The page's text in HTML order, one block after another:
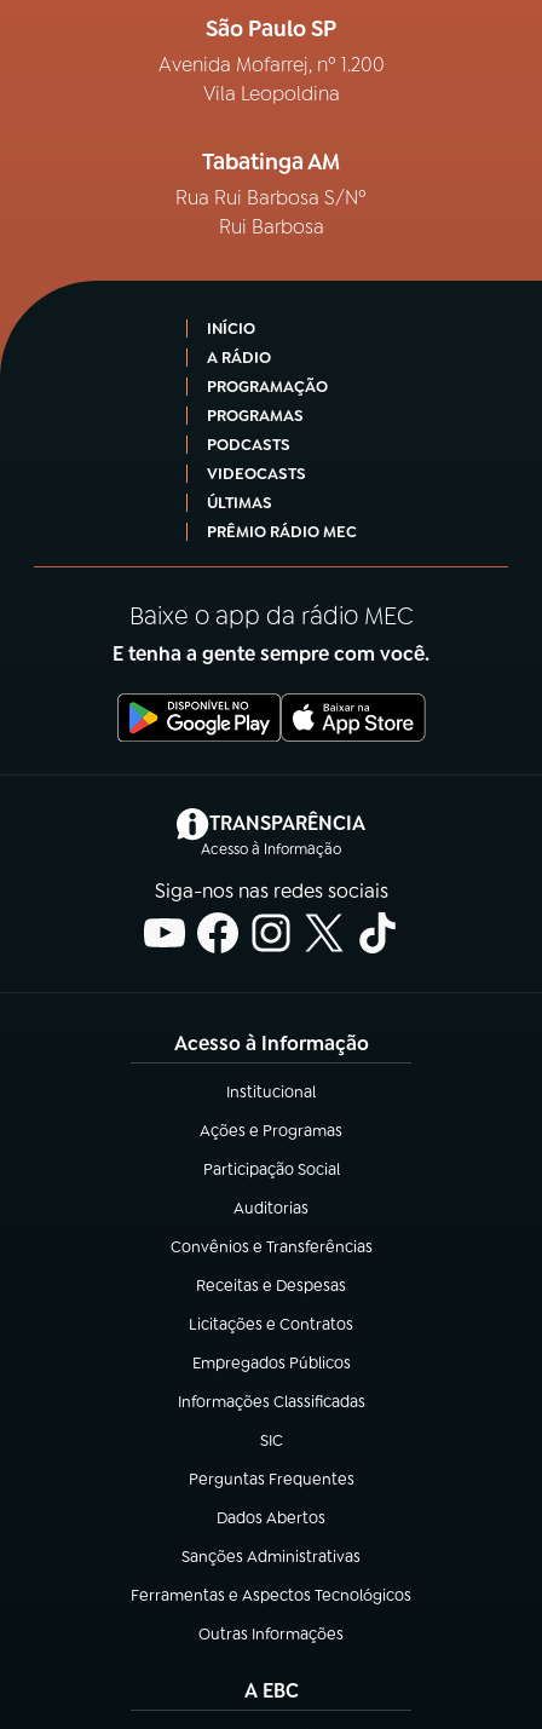
São Paulo SP
Avenida Mofarrej, nº 1.200
Vila Leopoldina
Tabatinga AM
Rua Rui Barbosa S/Nº
Rui Barbosa
INÍCIO
A RÁDIO
PROGRAMAÇÃO
PROGRAMAS
PODCASTS
VIDEOCASTS
ÚLTIMAS
PRÊMIO RÁDIO MEC
Baixe o app da rádio MEC
E tenha a gente sempre com você.
TRANSPARÊNCIA
Acesso à Informação
(abre em nova aba)
Siga-nos nas redes sociais
Acesso à Informação
Institucional
(abre em nova aba)
Ações e Programas
(abre em nova aba)
Participação Social
(abre em nova aba)
Auditorias
(abre em nova aba)
Convênios e Transferências
(abre em nova aba)
Receitas e Despesas
(abre em nova aba)
Licitações e Contratos
(abre em nova aba)
Empregados Públicos
(abre em nova aba)
Informações Classificadas
(abre em nova aba)
SIC
(abre em nova aba)
Perguntas Frequentes
(abre em nova aba)
Dados Abertos
(abre em nova aba)
Sanções Administrativas
(abre em nova aba)
Ferramentas e Aspectos Tecnológicos
(abre em nova aba)
Outras Informações
(abre em nova aba)
A EBC